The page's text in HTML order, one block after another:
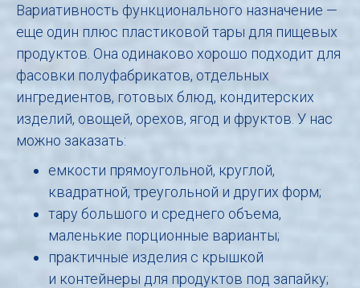
Вариативность функционального назначение —
еще один плюс пластиковой тары для пищевых
продуктов. Она одинаково хорошо подходит для
фасовки полуфабрикатов, отдельных
ингредиентов, готовых блюд, кондитерских
изделий, овощей, орехов, ягод и фруктов. У нас
можно заказать:
емкости прямоугольной, круглой,
квадратной, треугольной и других форм;
тару большого и среднего объема,
маленькие порционные варианты;
практичные изделия с крышкой
и контейнеры для продуктов под запайку;